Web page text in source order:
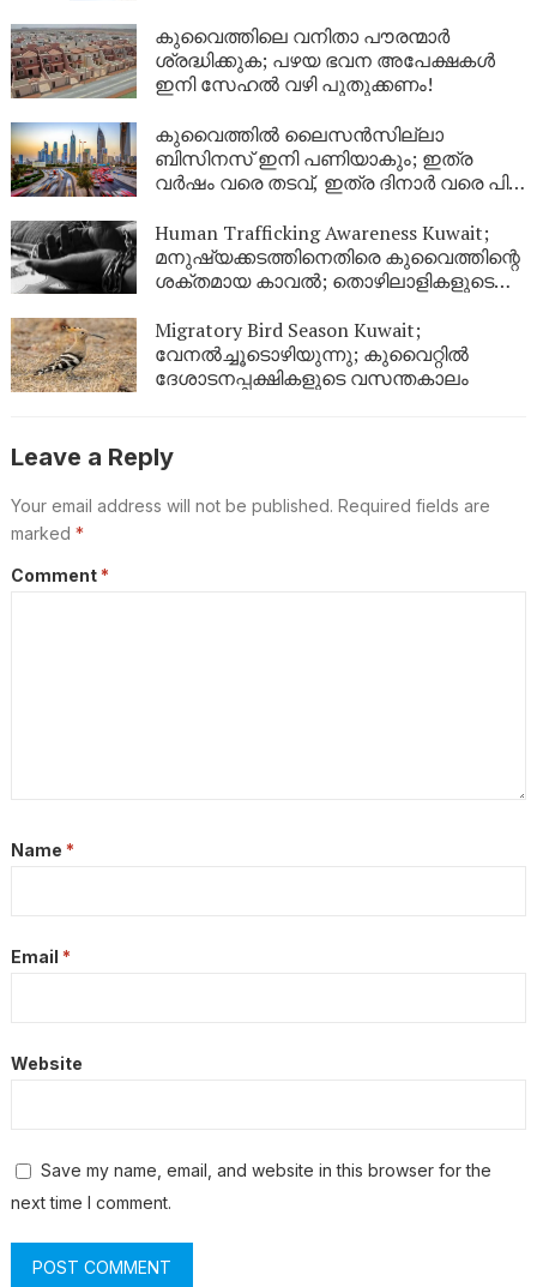
കുവൈത്തിലെ വനിതാ പൗരന്മാർ
ശ്രദ്ധിക്കുക; പഴയ ഭവന അപേക്ഷകൾ
ഇനി സേഹൽ വഴി പുതുക്കണം!
കുവൈത്തിൽ ലൈസൻസില്ലാ
ബിസിനസ് ഇനി പണിയാകും; ഇത്ര
വർഷം വരെ തടവ്, ഇത്ര ദിനാർ വരെ പിഴ,
Human Trafficking Awareness Kuwait;
മനുഷ്യക്കടത്തിനെതിരെ കുവൈത്തിന്റെ
ശക്തമായ കാവൽ; തൊഴിലാളികളുടെ
Migratory Bird Season Kuwait;
വേനൽച്ചൂടൊഴിയുന്നു; കുവൈറ്റിൽ
ദേശാടനപ്പക്ഷികളുടെ വസന്തകാലം
Leave a Reply
Your email address will not be published. Required fields are
marked *
Comment *
Name *
Email *
Website
Save my name, email, and website in this browser for the
next time I comment.